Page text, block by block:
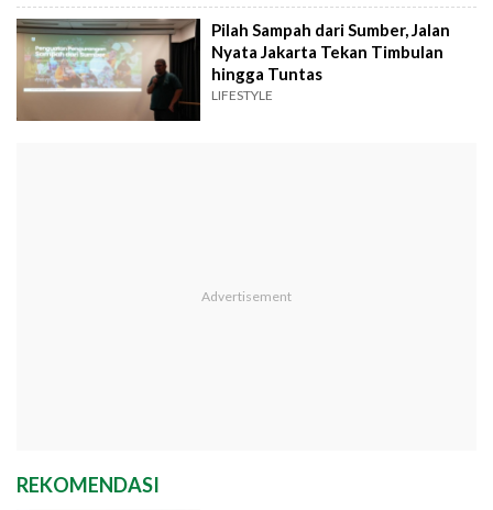
Pilah Sampah dari Sumber, Jalan
Nyata Jakarta Tekan Timbulan
hingga Tuntas
LIFESTYLE
REKOMENDASI